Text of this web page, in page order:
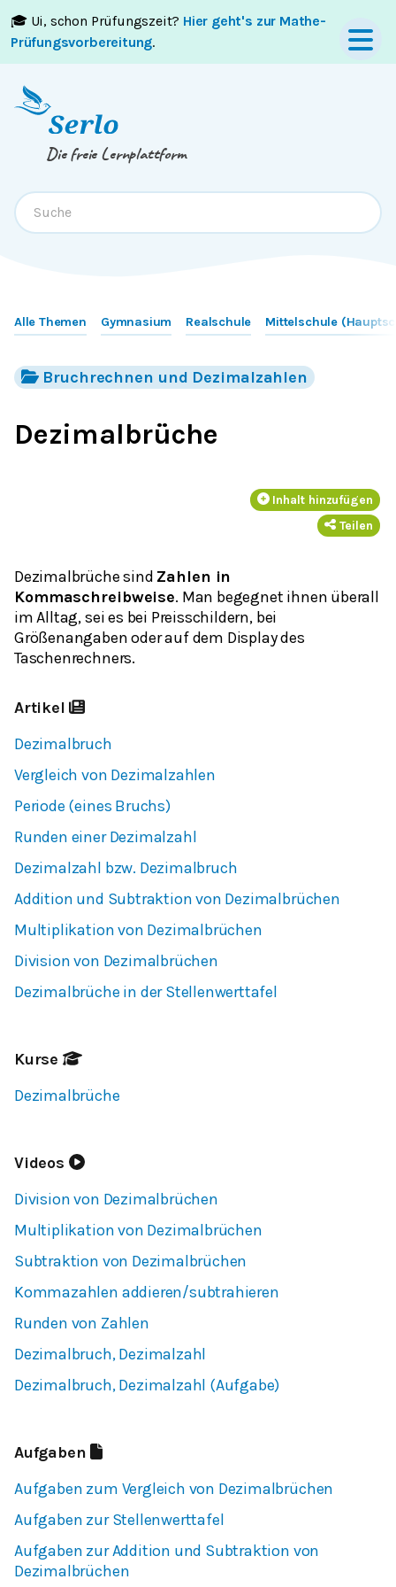
🎓 Ui, schon Prüfungszeit? Hier geht's zur Mathe-
Prüfungsvorbereitung.
Springe zumInhaltoderFooter
Die freie Lernplattform
Alle Themen Gymnasium Realschule Mittelschule
Bruchrechnen und Dezimalzahlen
Dezimalbrüche
Inhalt hinzufügen
Teilen
Dezimalbrüche sind Zahlen in
Kommaschreibweise. Man begegnet ihnen überall
im Alltag, sei es bei Preisschildern, bei
Größenangaben oder auf dem Display des
Taschenrechners.
Artikel
Dezimalbruch
Vergleich von Dezimalzahlen
Periode (eines Bruchs)
Runden einer Dezimalzahl
Dezimalzahl bzw. Dezimalbruch
Addition und Subtraktion von Dezimalbrüchen
Multiplikation von Dezimalbrüchen
Division von Dezimalbrüchen
Dezimalbrüche in der Stellenwerttafel
Kurse
Dezimalbrüche
Videos
Division von Dezimalbrüchen
Multiplikation von Dezimalbrüchen
Subtraktion von Dezimalbrüchen
Kommazahlen addieren/subtrahieren
Runden von Zahlen
Dezimalbruch, Dezimalzahl
Dezimalbruch, Dezimalzahl (Aufgabe)
Aufgaben
Aufgaben zum Vergleich von Dezimalbrüchen
Aufgaben zur Stellenwerttafel
Aufgaben zur Addition und Subtraktion von
Dezimalbrüchen